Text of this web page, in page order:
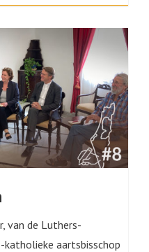
van de Luthers-
katholieke aartsbisschop